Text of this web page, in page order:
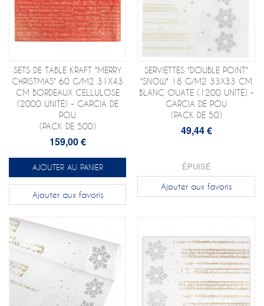
SETS DE TABLE KRAFT "MERRY
CHRISTMAS" 60 G/M2 31X43
CM BORDEAUX CELLULOSE
(2000 UNITÉ) - GARCIA DE
POU
(PACK DE 500)
159,00 €
AJOUTER AU PANIER
Ajouter aux favoris
SERVIETTES "DOUBLE POINT"
"SNOW" 18 G/M2 33X33 CM
BLANC OUATE (1200 UNITÉ) -
GARCIA DE POU
(PACK DE 50)
49,44 €
ÉPUISÉ
Ajouter aux favoris